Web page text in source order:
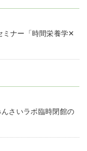
ナー「時間栄養学✕
さいラボ臨時閉館の